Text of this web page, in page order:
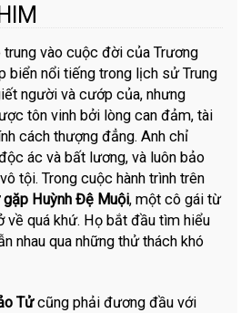
trung vào cuộc đời của Trương
biển nổi tiếng trong lịch sử Trung
người và cướp của, nhưng
tôn vinh bởi lòng can đảm, tài
cách thượng đẳng. Anh chỉ
ác và bất lương, và luôn bảo
tội. Trong cuộc hành trình trên
gặp Huỳnh Đệ Muội, một cô gái từ
về quá khứ. Họ bắt đầu tìm hiểu
nhau qua những thử thách khó
Tửcũng phải đương đầu với